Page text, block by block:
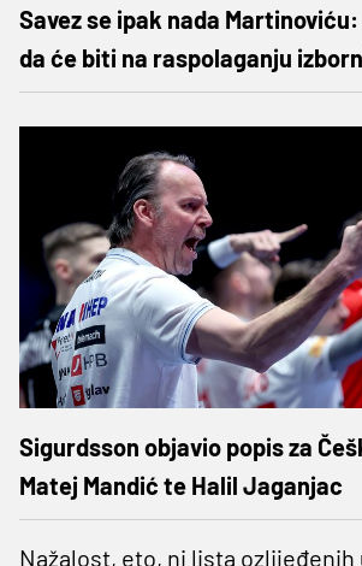
Savez se ipak nada
da će biti na raspolaganju
Sigurdsson objavio popis za
Matej Mandić te Halil Jaganjac
Nažalost, eto, ni lista ozlijeđenih